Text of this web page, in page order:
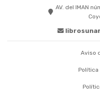
AV. del IMAN
Aviso